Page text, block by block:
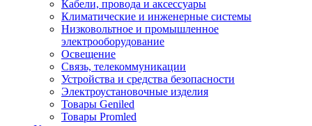
Кабели, провода и аксессуары
Климатические и инженерные системы
Низковольтное и промышленное
электрооборудование
Освещение
Связь, телекоммуникации
Устройства и средства безопасности
Электроустановочные изделия
Товары Geniled
Товары Promled